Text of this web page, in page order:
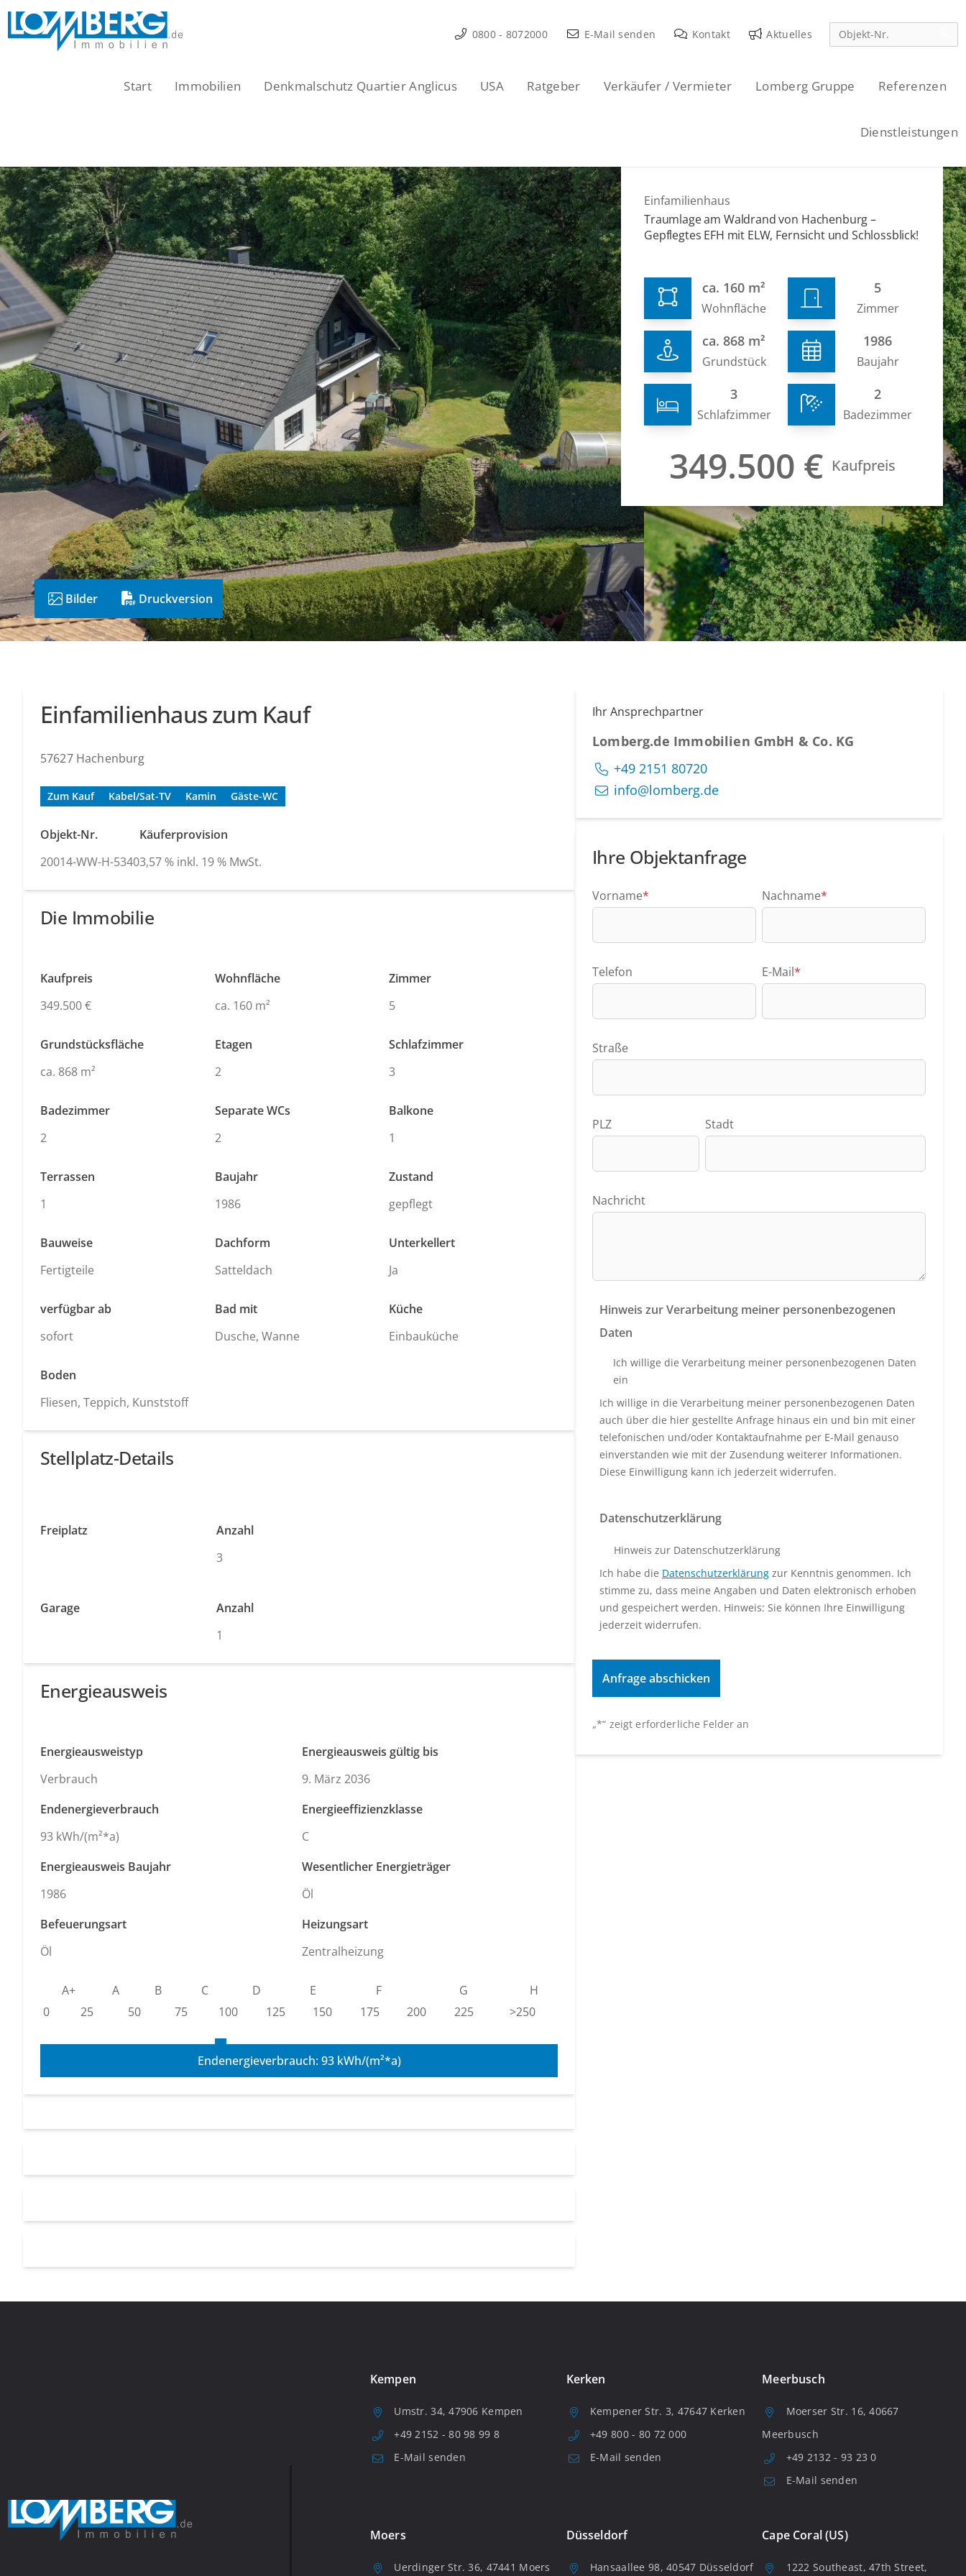
Zum
Inhalt
0800 - 8072000 E-Mail senden Kontakt Aktuelles
Start Immobilien Denkmalschutz Quartier Anglicus USA Ratgeber Verkäufer / Vermieter Lomberg Gruppe Referenzen
Dienstleistungen
Bilder Druckversion
Einfamilienhaus
Traumlage am Waldrand von Hachenburg –
Gepflegtes EFH mit ELW, Fernsicht und Schlossblick!
ca. 160 m²
Wohnfläche
5
Zimmer
ca. 868 m²
Grundstück
1986
Baujahr
3
Schlafzimmer
2
Badezimmer
349.500 € Kaufpreis
Einfamilienhaus zum Kauf
57627 Hachenburg
Zum Kauf Kabel/Sat-TV Kamin Gäste-WC
Objekt-Nr.
20014-WW-H-5340
Käuferprovision
3,57 % inkl. 19 % MwSt.
Die Immobilie
Kaufpreis
349.500 €
Wohnfläche
ca. 160 m²
Zimmer
5
Grundstücksfläche
ca. 868 m²
Etagen
2
Schlafzimmer
3
Badezimmer
2
Separate WCs
2
Balkone
1
Terrassen
1
Baujahr
1986
Zustand
gepflegt
Bauweise
Fertigteile
Dachform
Satteldach
Unterkellert
Ja
verfügbar ab
sofort
Bad mit
Dusche, Wanne
Küche
Einbauküche
Boden
Fliesen, Teppich, Kunststoff
Stellplatz-Details
Freiplatz
Anzahl
3
Garage
Anzahl
1
Energieausweis
Energieausweistyp
Verbrauch
Energieausweis gültig bis
9. März 2036
Endenergieverbrauch
93 kWh/(m²*a)
Energieeffizienzklasse
C
Energieausweis Baujahr
1986
Wesentlicher Energieträger
Öl
Befeuerungsart
Öl
Heizungsart
Zentralheizung
A+ A B C D E F G
H
0
25 50 75 100 125 150 175 200 225 >250
Endenergieverbrauch: 93 kWh/(m²*a)
Ihr Ansprechpartner
Lomberg.de Immobilien GmbH & Co. KG
+49 2151 80720
info@lomberg.de
Ihre Objektanfrage
„*“ zeigt erforderliche Felder an
Vorname* Nachname*
Telefon E-Mail*
Straße
PLZ Stadt
Nachricht
Hinweis zur Verarbeitung meiner personenbezogenen
Daten
Ich willige die Verarbeitung meiner personenbezogenen Daten
ein
Ich willige in die Verarbeitung meiner personenbezogenen Daten
auch über die hier gestellte Anfrage hinaus ein und bin mit einer
telefonischen und/oder Kontaktaufnahme per E-Mail genauso
einverstanden wie mit der Zusendung weiterer Informationen.
Diese Einwilligung kann ich jederzeit widerrufen.
Datenschutzerklärung
Hinweis zur Datenschutzerklärung
Ich habe die Datenschutzerklärung zur Kenntnis genommen. Ich
stimme zu, dass meine Angaben und Daten elektronisch erhoben
und gespeichert werden. Hinweis: Sie können Ihre Einwilligung
jederzeit widerrufen.
Kempen
Umstr. 34, 47906 Kempen
+49 2152 - 80 98 99 8
E-Mail senden
Kerken
Kempener Str. 3, 47647 Kerken
+49 800 - 80 72 000
E-Mail senden
Meerbusch
Moerser Str. 16, 40667
Meerbusch
+49 2132 - 93 23 0
E-Mail senden
Moers
Uerdinger Str. 36, 47441 Moers
Düsseldorf
Hansaallee 98, 40547 Düsseldorf
Cape Coral (US)
1222 Southeast, 47th Street,